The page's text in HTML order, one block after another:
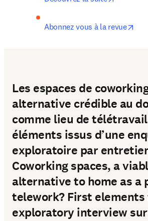
Abonnez vous à la revue
Les espaces de
alternative crédible au
comme lieu de
éléments issus d’une
exploratoire par
Coworking spaces, a
alternative to home as a
telework? First elements
exploratory interview